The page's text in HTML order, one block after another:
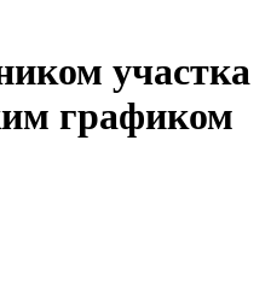
участка
графиком